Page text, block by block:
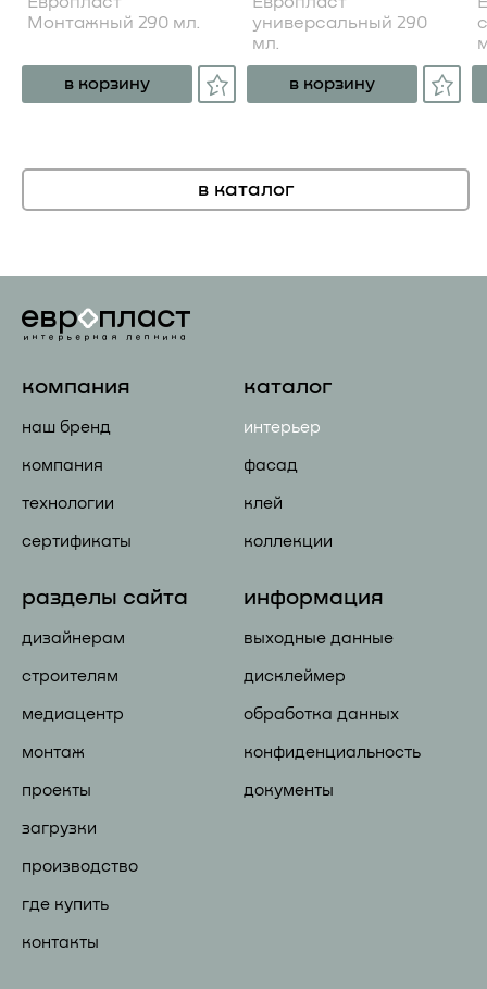
Монтажный 290 мл.
в корзину
универсальный 290
мл.
в корзину
в каталог
компания
наш бренд
компания
технологии
сертификаты
каталог
интерьер
фасад
клей
коллекции
разделы сайта
дизайнерам
строителям
медиацентр
монтаж
проекты
загрузки
производство
где купить
контакты
информация
выходные данные
дисклеймер
обработка данных
конфиденциальность
документы